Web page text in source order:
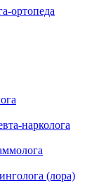
ортопеда
нарколога
(лора)